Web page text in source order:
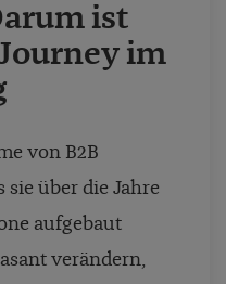
ist
im
von B2B
sie über die Jahre
aufgebaut
verändern,